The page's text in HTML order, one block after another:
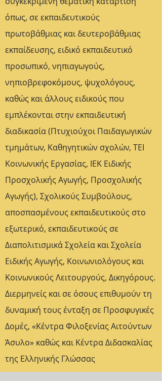
όπως, σε εκπαιδευτικούς
πρωτοβάθμιας και δευτεροβάθμιας
εκπαίδευσης, ειδικό εκπαιδευτικό
προσωπικό, νηπιαγωγούς,
νηπιοβρεφοκόμους, ψυχολόγους,
καθώς και άλλους ειδικούς που
εμπλέκονται στην εκπαιδευτική
διαδικασία (Πτυχιούχοι Παιδαγωγικών
τμημάτων, Καθηγητικών σχολών, ΤΕΙ
Κοινωνικής Εργασίας, ΙΕΚ Ειδικής
Προσχολικής Αγωγής, Προσχολικής
Αγωγής), Σχολικούς Συμβούλους,
αποσπασμένους εκπαιδευτικούς στο
εξωτερικό, εκπαιδευτικούς σε
Διαπολιτισμικά Σχολεία και Σχολεία
Ειδικής Αγωγής, Κοινωνιολόγους και
Κοινωνικούς Λειτουργούς, Δικηγόρους.
Διερμηνείς και σε όσους επιθυμούν τη
δυναμική τους ένταξη σε Προσφυγικές
Δομές, «Κέντρα Φιλοξενίας Αιτούντων
Άσυλο» καθώς και Κέντρα Διδασκαλίας
της Ελληνικής Γλώσσας